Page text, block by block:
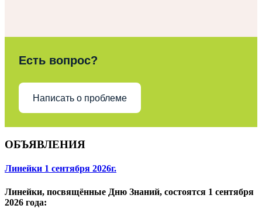
Есть вопрос?
Написать о проблеме
ОБЪЯВЛЕНИЯ
Линейки 1 сентября 2026г.
Линейки, посвящённые Дню Знаний, состоятся 1 сентября
2026 года: